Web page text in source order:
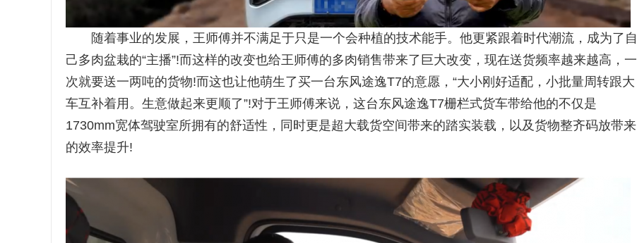
随着事业的发展，王师傅并不满足于只是一个会种植的技术能手。他更紧跟着时代潮流，成为了自
己多肉盆栽的“主播”!而这样的改变也给王师傅的多肉销售带来了巨大改变，现在送货频率越来越高，一
次就要送一两吨的货物!而这也让他萌生了买一台东风途逸T7的意愿，“大小刚好适配，小批量周转跟大
车互补着用。生意做起来更顺了”!对于王师傅来说，这台东风途逸T7栅栏式货车带给他的不仅是
1730mm宽体驾驶室所拥有的舒适性，同时更是超大载货空间带来的踏实装载，以及货物整齐码放带来
的效率提升!